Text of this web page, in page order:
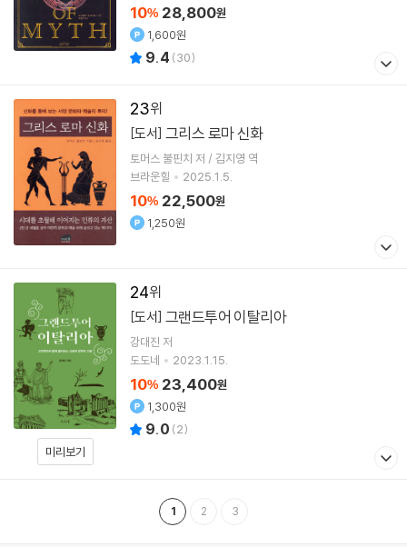
10% 28,800원
1,600원
9.4 (30)
23
[도서] 그리스 로마 신화
토머스 불핀치 저 / 김지영 역
브라운힐
2025.1.5.
10% 22,500원
1,250원
24
미리보기
[도서] 그랜드투어 이탈리아
강대진 저
도도네
2023.1.15.
10% 23,400원
1,300원
9.0 (2)
1 2 3